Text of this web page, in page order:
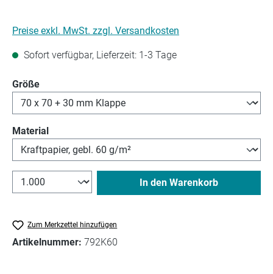
Preise exkl. MwSt. zzgl. Versandkosten
Sofort verfügbar, Lieferzeit: 1-3 Tage
Größeauswählen
Materialauswählen
In den Warenkorb
Zum Merkzettel hinzufügen
Artikelnummer: 792K60